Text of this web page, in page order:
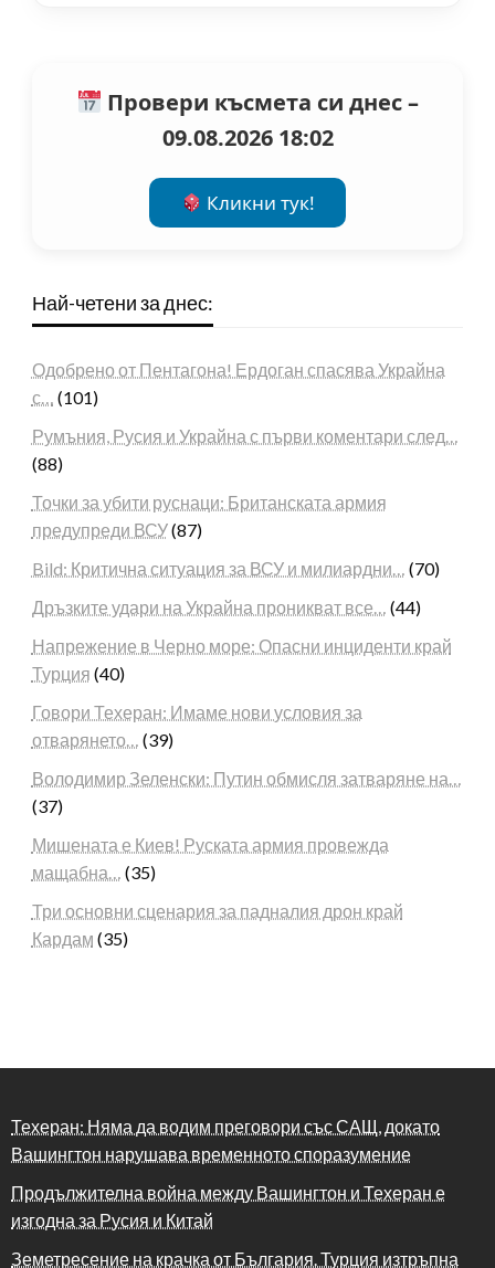
Провери късмета си днес –
09.08.2026 18:02
Кликни тук!
Най-четени за днес:
Одобрено от Пентагона! Ердоган спасява Украйна
с… (101)
Румъния, Русия и Украйна с първи коментари след…
(88)
Точки за убити руснаци: Британската армия
предупреди ВСУ(87)
Bild: Критична ситуация за ВСУ и милиардни… (70)
Дръзките удари на Украйна проникват все… (44)
Напрежение в Черно море: Опасни инциденти край
Турция (40)
Говори Техеран: Имаме нови условия за
отварянето… (39)
Володимир Зеленски: Путин обмисля затваряне на…
(37)
Мишената е Киев! Руската армия провежда
мащабна… (35)
Три основни сценария за падналия дрон край
Кардам (35)
Техеран: Няма да водим преговори със САЩ, докато
Вашингтон нарушава временното споразумение
Продължителна война между Вашингтон и Техеран е
изгодна за Русия и Китай
Земетресение на крачка от България. Турция изтръпна